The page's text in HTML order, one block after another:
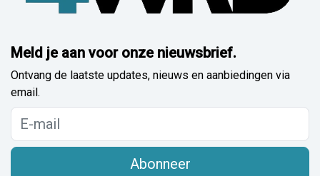
Meld je aan voor onze nieuwsbrief.
Ontvang de laatste updates, nieuws en aanbiedingen via
email.
Abonneer